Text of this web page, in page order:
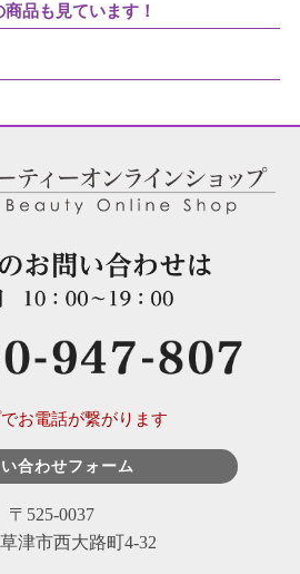
品も見ています！
お電話が繋がります
合わせフォーム
〒525-0037
津市西大路町4-32